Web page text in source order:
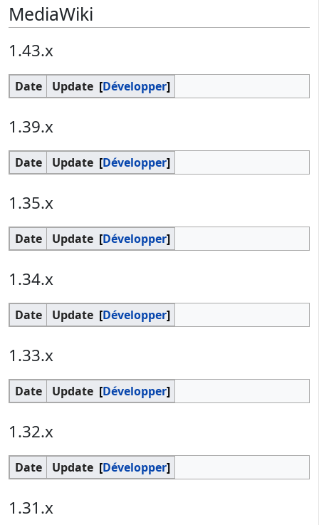
MediaWiki
1.43.x
Date Développer
Update
1.39.x
Date Développer
Update
1.35.x
Date Développer
Update
1.34.x
Date Développer
Update
1.33.x
Date Développer
Update
1.32.x
Date Développer
Update
1.31.x